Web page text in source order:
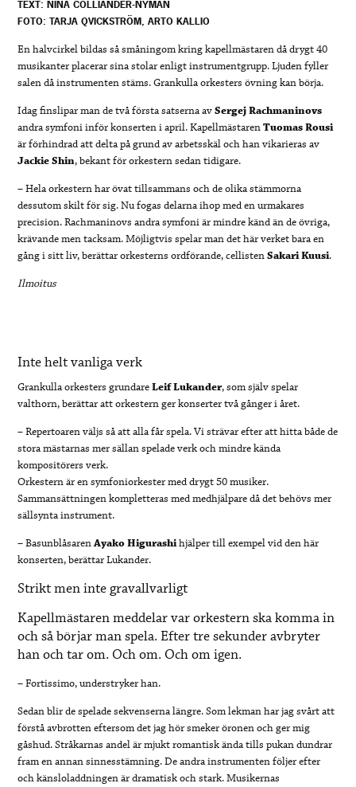
TEXT: NINA COLLIANDER-NYMAN
FOTO: TARJA QVICKSTRÖM, ARTO KALLIO
En halvcirkel bildas så småningom kring kapellmästaren då drygt 40
musikanter placerar sina stolar enligt instrumentgrupp. Ljuden fyller
salen då instrumenten stäms. Grankulla orkesters övning kan börja.
Idag finslipar man de två första satserna avSergej Rachmaninovs
andra symfoni inför konserten i april. KapellmästarenTuomas Rousi
är förhindrad att delta på grund av arbetsskäl och han vikarieras av
Jackie Shin, bekant för orkestern sedan tidigare.
– Hela orkestern har övat tillsammans och de olika stämmorna
dessutom skilt för sig. Nu fogas delarna ihop med en urmakares
precision. Rachmaninovs andra symfoni är mindre känd än de övriga,
krävande men tacksam. Möjligtvis spelar man det här verket bara en
gång i sitt liv, berättar orkesterns ordförande, cellistenSakari Kuusi.
Ilmoitus
Inte helt vanliga verk
Grankulla orkesters grundareLeif Lukander, som själv spelar
valthorn, berättar att orkestern ger konserter två gånger i året.
– Repertoaren väljs så att alla får spela. Vi strävar efter att hitta både de
stora mästarnas mer sällan spelade verk och mindre kända
kompositörers verk.
Orkestern är en symfoniorkester med drygt 50 musiker.
Sammansättningen kompletteras med medhjälpare då det behövs mer
sällsynta instrument.
– BasunblåsarenAyako Higurashihjälper till exempel vid den här
konserten, berättar Lukander.
Strikt men inte gravallvarligt
Kapellmästaren meddelar var orkestern ska komma in
och så börjar man spela. Efter tre sekunder avbryter
han och tar om. Och om. Och om igen.
– Fortissimo, understryker han.
Sedan blir de spelade sekvenserna längre. Som lekman har jag svårt att
förstå avbrotten eftersom det jag hör smeker öronen och ger mig
gåshud. Stråkarnas andel är mjukt romantisk ända tills pukan dundrar
fram en annan sinnesstämning. De andra instrumenten följer efter
och känsloladdningen är dramatisk och stark. Musikernas